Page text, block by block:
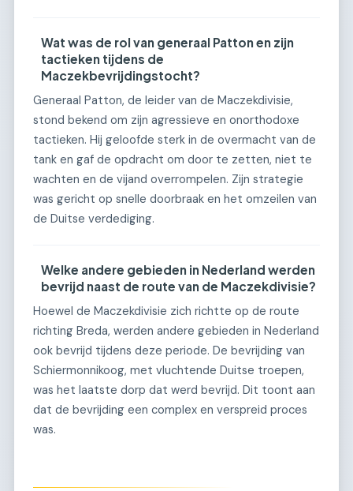
Wat was de rol van generaal Patton en zijn
tactieken tijdens de
Maczekbevrijdingstocht?
Generaal Patton, de leider van de Maczekdivisie,
stond bekend om zijn agressieve en onorthodoxe
tactieken. Hij geloofde sterk in de overmacht van de
tank en gaf de opdracht om door te zetten, niet te
wachten en de vijand overrompelen. Zijn strategie
was gericht op snelle doorbraak en het omzeilen van
de Duitse verdediging.
Welke andere gebieden in Nederland werden
bevrijd naast de route van de Maczekdivisie?
Hoewel de Maczekdivisie zich richtte op de route
richting Breda, werden andere gebieden in Nederland
ook bevrijd tijdens deze periode. De bevrijding van
Schiermonnikoog, met vluchtende Duitse troepen,
was het laatste dorp dat werd bevrijd. Dit toont aan
dat de bevrijding een complex en verspreid proces
was.